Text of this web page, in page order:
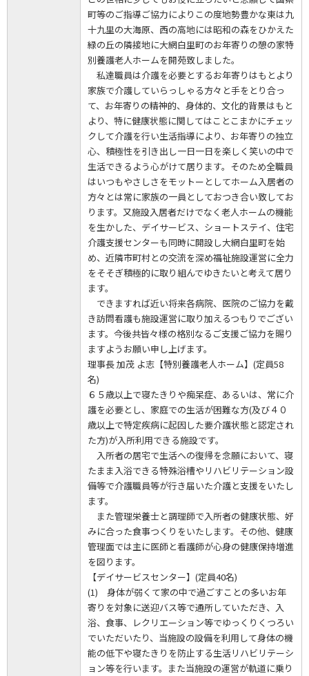
町等のご指導ご協力によりこの度地勢豊かな東は九
十九里の大海原、西の高地には昭和の森をひかえた
緑の丘の隣接地に大網白里町のお年寄りの憩の家特
別養護老人ホームを開苑致しました。
私達職員は介護を必要とするお年寄りはもとより
家族で介護していらっしゃる方々と手をとり合っ
て、お年寄りの精神的、身体的、文化的背景はもと
より、特に健康状態に関してはことこまかにチェッ
クして介護を行い生活指導により、お年寄りの独立
心、積極性を引き出し一日一日を楽しく笑いの中で
生活できるよう心がけて居ります。そのため全職員
はいつもやさしさをモットーとしてホーム入居者の
方々とは常に家族の一員としておつき合い致してお
ります。又施設入居者だけでなく老人ホームの機能
を生かした、デイサービス、ショートステイ、住宅
介護支援センターも同時に開設し大網白里町を始
め、近隣市町村との交流を深め福祉施設運営に全力
をそそぎ積極的に取り組んでゆきたいと考えて居り
ます。
できますれば近い将来各病院、医院のご協力を戴
き訪問看護も施設運営に取り加えるつもりでござい
ます。今後共皆々様の格別なるご支援ご協力を賜り
ますようお願い申し上げます。
理事長 加茂 よ志【特別養護老人ホーム】(定員58
名)
６５歳以上で寝たきりや痴呆症、あるいは、常に介
護を必要とし、家庭での生活が困難な方(及び４０
歳以上で特定疾病に起因した要介護状態と認定され
た方)が入所利用できる施設です。
入所者の居宅で生活への復帰を念願において、寝
たまま入浴できる特殊浴槽やリハビリテーション設
備等で介護職員等が行き届いた介護と支援をいたし
ます。
また管理栄養士と調理師で入所者の健康状態、好
みに合った食事つくりをいたします。その他、健康
管理面では主に医師と看護師が心身の健康保持増進
を図ります。
【デイサービスセンター】(定員40名)
(1) 身体が弱くて家の中で過ごすことの多いお年
寄りを対象に送迎バス等で通所していただき、入
浴、食事、レクリエーション等でゆっくりくつろい
でいただいたり、当施設の設備を利用して身体の機
能の低下や寝たきりを防止する生活リハビリテーシ
ョン等を行います。また当施設の運営が軌道に乗り